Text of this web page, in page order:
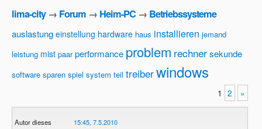
lima-city→ Forum → Heim-PC → Betriebssysteme
auslastung einstellung hardware haus installieren jemand
leistung mist paar performance problem rechnersekunde
software sparen spiel system teil treiberwindows
1 2 »
Autor dieses
15:45, 7.5.2010